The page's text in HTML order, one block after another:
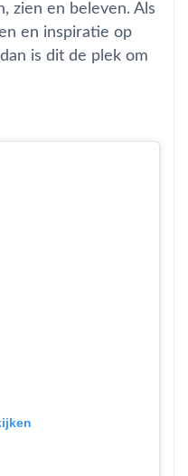
zien en beleven. Als
en inspiratie op
is dit de plek om